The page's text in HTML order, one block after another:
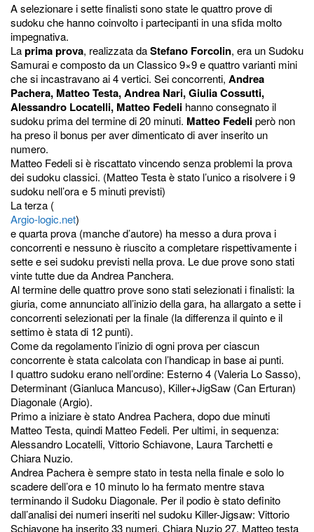
A selezionare i sette finalisti sono state le quattro prove di
sudoku che hanno coinvolto i partecipanti in una sfida molto
impegnativa.
Laprima prova, realizzata daStefano Forcolin, era un Sudoku
Samurai e composto da un Classico 9×9 e quattro varianti mini
che si incastravano ai 4 vertici. Sei concorrenti, Andrea
Pachera, Matteo Testa, Andrea Nari, Giulia Cossutti,
Alessandro Locatelli, Matteo Fedeli hanno consegnato il
sudoku prima del termine di 20 minuti. Matteo Fedeliperò non
ha preso il bonus per aver dimenticato di aver inserito un
numero.
Matteo Fedeli si è riscattato vincendo senza problemi la prova
dei sudoku classici. (Matteo Testa è stato l’unico a risolvere i 9
sudoku nell’ora e 5 minuti previsti)
La terza (
Argio-logic.net)
e quarta prova (manche d’autore) ha messo a dura prova i
concorrenti e nessuno è riuscito a completare rispettivamente i
sette e sei sudoku previsti nella prova. Le due prove sono stati
vinte tutte due da Andrea Panchera.
Al termine delle quattro prove sono stati selezionati i finalisti: la
giuria, come annunciato all’inizio della gara, ha allargato a sette i
concorrenti selezionati per la finale (la differenza il quinto e il
settimo è stata di 12 punti).
Come da regolamento l’inizio di ogni prova per ciascun
concorrente è stata calcolata con l’handicap in base ai punti.
I quattro sudoku erano nell’ordine: Esterno 4 (Valeria Lo Sasso),
Determinant (Gianluca Mancuso), Killer+JigSaw (Can Erturan)
Diagonale (Argio).
Primo a iniziare è stato Andrea Pachera, dopo due minuti
Matteo Testa, quindi Matteo Fedeli. Per ultimi, in sequenza:
Alessandro Locatelli, Vittorio Schiavone, Laura Tarchetti e
Chiara Nuzio.
Andrea Pachera è sempre stato in testa nella finale e solo lo
scadere dell’ora e 10 minuto lo ha fermato mentre stava
terminando il Sudoku Diagonale. Per il podio è stato definito
dall’analisi dei numeri inseriti nel sudoku Killer-Jigsaw: Vittorio
Schiavone ha inserito 33 numeri, Chiara Nuzio 27, Matteo testa